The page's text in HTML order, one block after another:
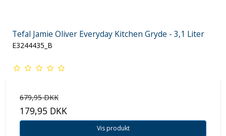
Tefal Jamie Oliver Everyday Kitchen Gryde - 3,1 Liter
E3244435_B
679,95 DKK
179,95 DKK
Vis produkt